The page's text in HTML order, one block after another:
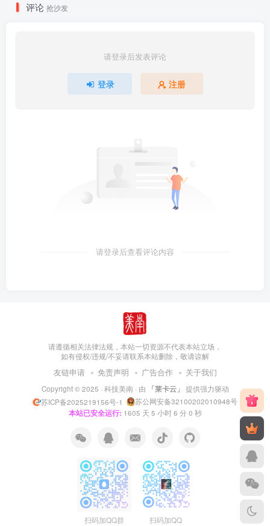
评论 抢沙发
请登录后发表评论
登录 注册
请登录后查看评论内容
请遵循相关法律法规，本站一切资源不代表本站立场，
如有侵权/违规/不妥请联系本站删除，敬请谅解
友链申请 免责声明 广告合作 关于我们
Copyright © 2025 · 科技美南 · 由 「莱卡云」 提供强力驱动
苏ICP备2025219156号-1
苏公网安备32100202010948号
本站已安全运行: 1605 天 5 小时6 分 1 秒
扫码加QQ群 扫码加QQ